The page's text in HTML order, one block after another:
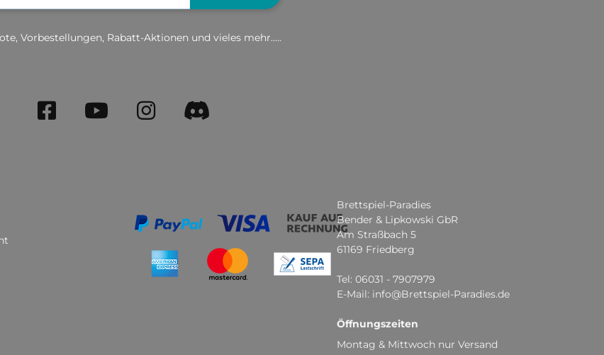
Vorbestellungen, Rabatt-Aktionen und vieles mehr.....
Brettspiel-Paradies
Bender & Lipkowski GbR
Am Straßbach 5
61169 Friedberg
Tel: 06031 - 7907979
E-Mail: info@Brettspiel-Paradies.de
Öffnungszeiten
Montag & Mittwoch nur Versand